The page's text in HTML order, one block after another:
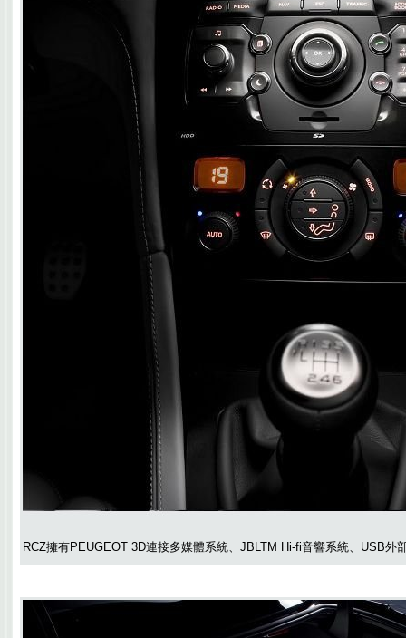
RCZ擁有PEUGEOT 3D連接多媒體系統、JBLTM Hi-fi音響系統、USB外